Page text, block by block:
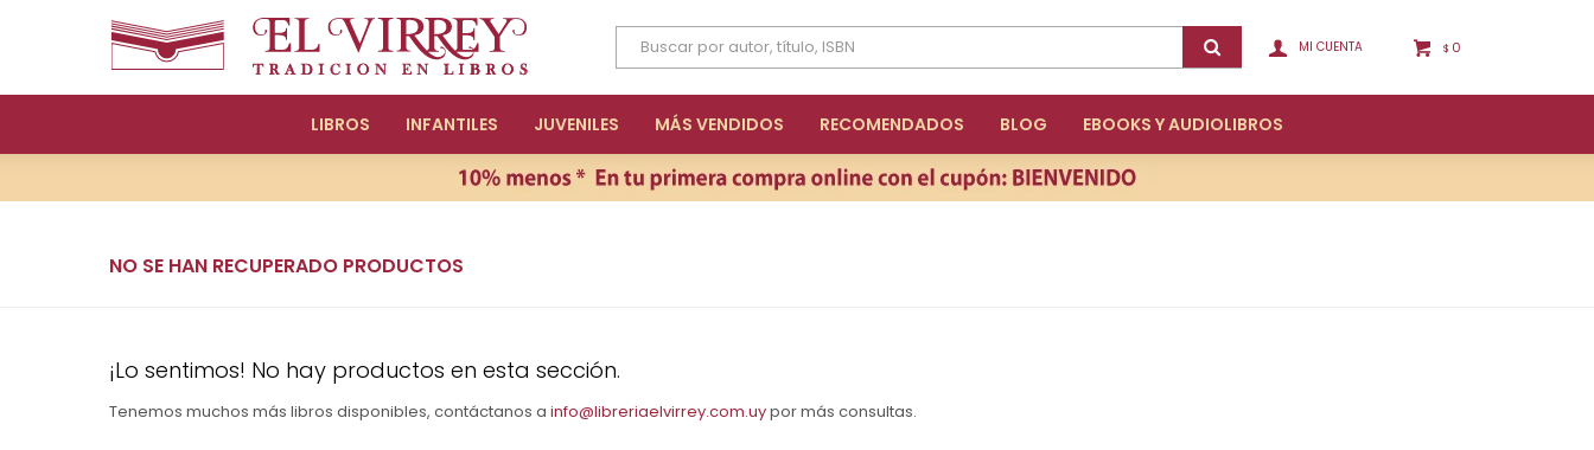
LIBROS INFANTILES JUVENILES MÁS VENDIDOS RECOMENDADOS BLOG EBOOKS Y AUDIOLIBROS
$ 0
NO SE HAN RECUPERADO PRODUCTOS
¡Lo sentimos! No hay productos en esta sección.
Tenemos muchos más libros disponibles, contáctanos a info@libreriaelvirrey.com.uypor más consultas.